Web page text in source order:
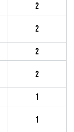
2
2
2
2
1
1